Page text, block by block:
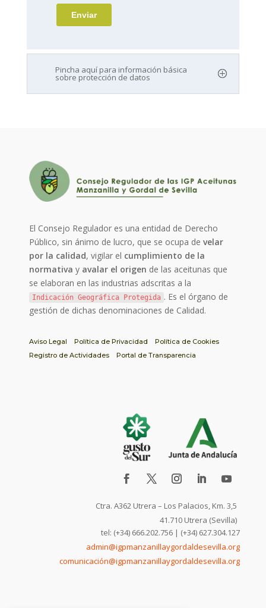
Pincha aquí para información básica
sobre protección de datos
El Consejo Regulador es una entidad de Derecho
Público, sin ánimo de lucro, que se ocupa develar
por la calidad, vigilar el cumplimiento de la
normativa y avalar el origen de las aceitunas que
se elaboran en las industrias adscritas a la
Indicación Geográfica Protegida . Es el órgano de
gestión de dichas denominaciones de Calidad.
Aviso Legal Política de Privacidad
Política de Cookies
Registro de Actividades
Portal de Transparencia
Ctra. A362 Utrera – Los Palacios, Km. 3,5
41.710 Utrera (Sevilla)
tel: (+34) 666.202.756 | (+34) 627.304.127
admin@igpmanzanillaygordaldesevilla.org
comunicación@igpmanzanillaygordaldesevilla.org